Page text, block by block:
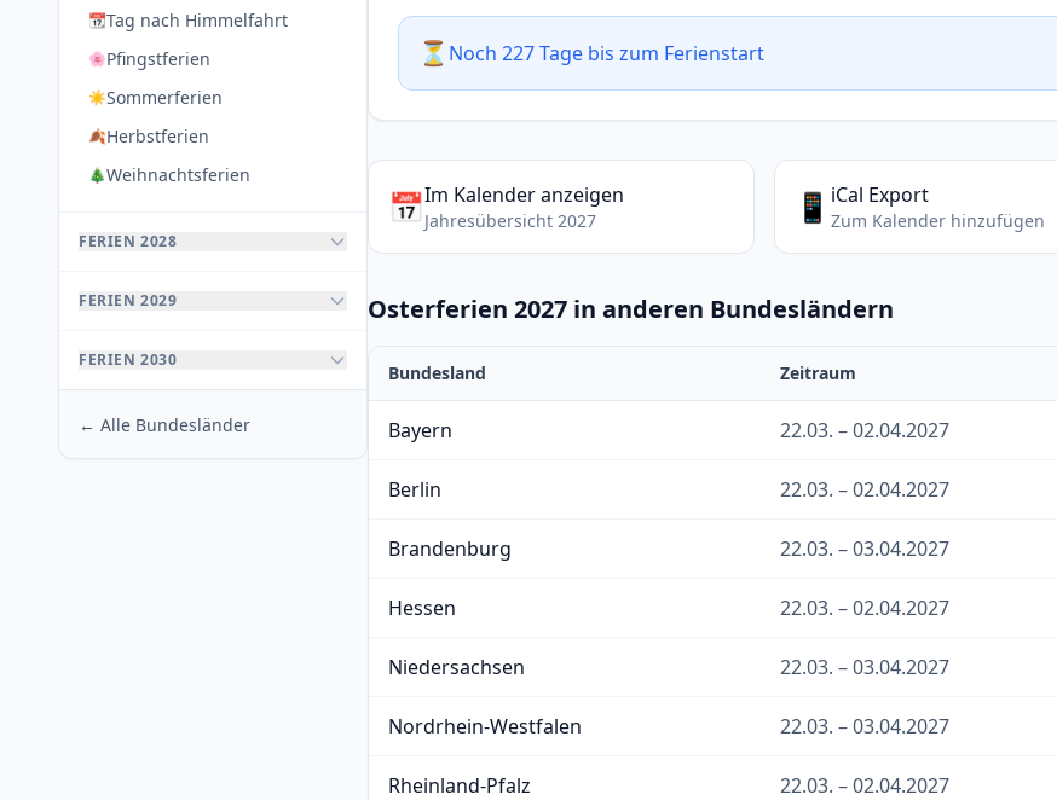
📆Tag nach Himmelfahrt
🌸Pfingstferien
☀️Sommerferien
🍂Herbstferien
🎄Weihnachtsferien
FERIEN 2028
FERIEN 2029
FERIEN 2030
← Alle Bundesländer
⏳ Noch 227 Tage bis zum Ferienstart
📅Im Kalender anzeigen
Jahresübersicht 2027 📱 iCal Export
Zum Kalender hinzufügen
Osterferien 2027 in anderen Bundesländern
Bundesland Zeitraum
Bayern 22.03. – 02.04.2027
Berlin 22.03. – 02.04.2027
Brandenburg 22.03. – 03.04.2027
Hessen 22.03. – 02.04.2027
Niedersachsen 22.03. – 03.04.2027
Nordrhein-Westfalen 22.03. – 03.04.2027
Rheinland-Pfalz 22.03. – 02.04.2027